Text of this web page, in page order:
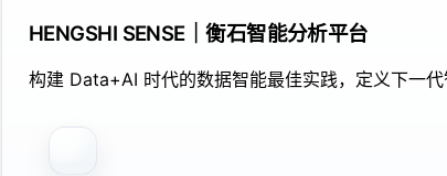
HENGSHI SENSE｜衡石智能分析平台
构建 Data+AI 时代的数据智能最佳实践，定义下一